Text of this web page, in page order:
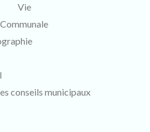
Vie
Communale
conseils municipaux